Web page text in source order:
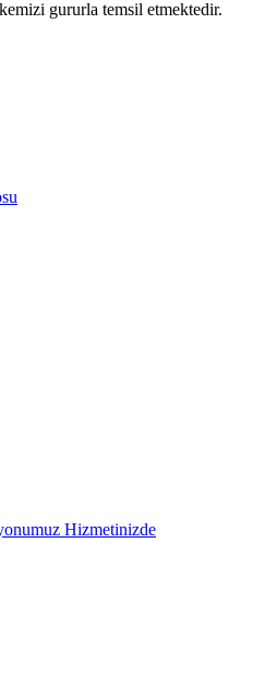
gururla temsil etmektedir.
Hizmetinizde